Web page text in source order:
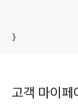
}
고객 마이페